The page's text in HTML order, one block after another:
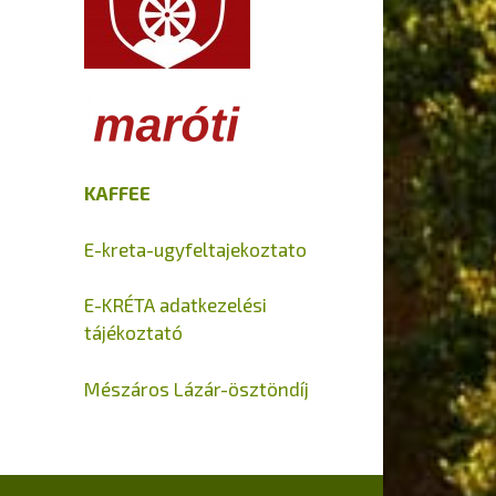
KAFFEE
E-kreta-ugyfeltajekoztato
E-KRÉTA adatkezelési
tájékoztató
Mészáros Lázár-ösztöndíj